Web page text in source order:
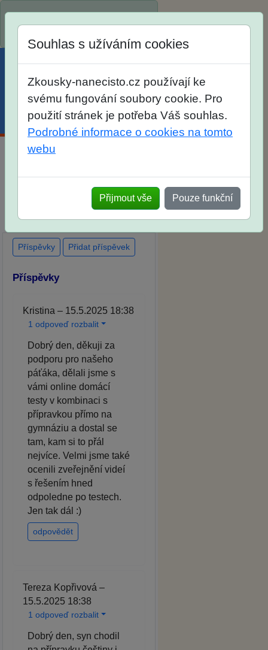
Menu Účet Košík
po skutečných přijímacích
zkouškách
Souhlas s užíváním cookies
Zkousky-nanecisto.cz používají ke
svému fungování soubory cookie. Pro
použití stránek je potřeba Váš souhlas.
Podrobné informace o cookies na tomto
webu
Přijmout vše Pouze funkční
Příspěvky Přidat příspěvek
Příspěvky
Kristina – 15.5.2025 18:38
1 odpoveď rozbalit
Dobrý den, děkuji za
podporu pro našeho
páťáka, dělali jsme s
vámi online domácí
testy v kombinaci s
přípravkou přímo na
gymnáziu a dostal se
tam, kam si to přál
nejvíce. Velmi jsme také
ocenili zveřejnění videí
s řešením hned
odpoledne po testech.
Jen tak dál :)
odpovědět
Tereza Kopřivová –
15.5.2025 18:38
1 odpoveď rozbalit
Dobrý den, syn chodil